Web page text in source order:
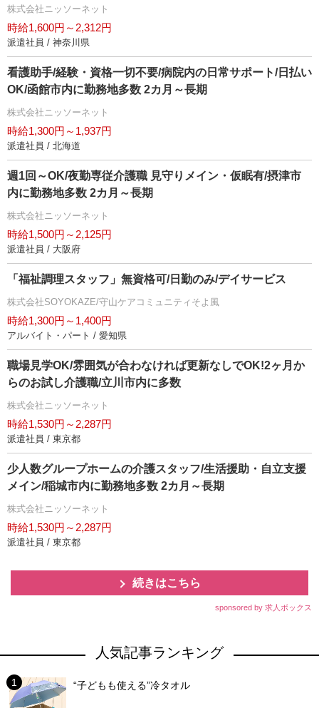
株式会社ニッソーネット
時給1,600円～2,312円
派遣社員 / 神奈川県
看護助手/経験・資格一切不要/病院内の日常サポート/日払い
OK/函館市内に勤務地多数 2カ月～長期
株式会社ニッソーネット
時給1,300円～1,937円
派遣社員 / 北海道
週1回～OK/夜勤専従介護職 見守りメイン・仮眠有/摂津市
内に勤務地多数 2カ月～長期
株式会社ニッソーネット
時給1,500円～2,125円
派遣社員 / 大阪府
「福祉調理スタッフ」無資格可/日勤のみ/デイサービス
株式会社SOYOKAZE/守山ケアコミュニティそよ風
時給1,300円～1,400円
アルバイト・パート / 愛知県
職場見学OK/雰囲気が合わなければ更新なしでOK!2ヶ月か
らのお試し介護職/立川市内に多数
株式会社ニッソーネット
時給1,530円～2,287円
派遣社員 / 東京都
少人数グループホームの介護スタッフ/生活援助・自立支援
メイン/稲城市内に勤務地多数 2カ月～長期
株式会社ニッソーネット
時給1,530円～2,287円
派遣社員 / 東京都
続きはこちら
sponsored by 求人ボックス
人気記事ランキング
“子どもも使える”冷タオル